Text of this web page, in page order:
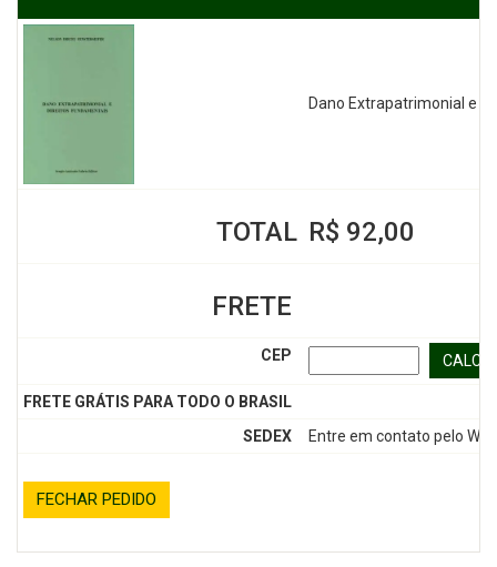
Dano Extrapatrimonial e
TOTAL R$ 92,00
FRETE
CEP
FRETE GRÁTIS PARA TODO O BRASIL
SEDEX
Entre em contato pelo
FECHAR PEDIDO